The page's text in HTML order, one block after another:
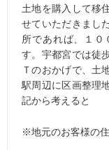
土地を購入して移
せていただきまし
所であれば、１０
す。宇都宮では徒
Ｔのおかげで、土
駅周辺に区画整理
記から考えると
※地元のお客様の